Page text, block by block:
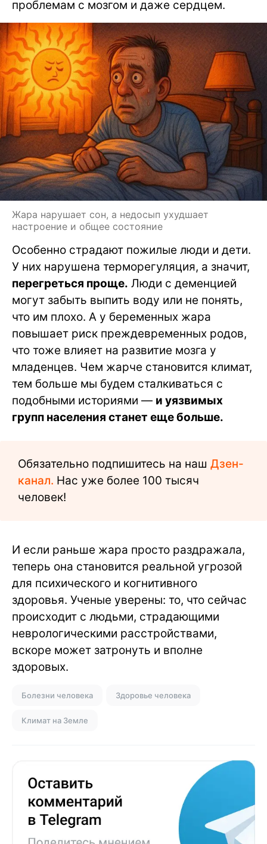
проблемам с мозгом и даже сердцем.
Жара нарушает сон, а недосып ухудшает
настроение и общее состояние
Особенно страдают пожилые люди и дети.
У них нарушена терморегуляция, а значит,
перегреться проще. Люди с деменцией
могут забыть выпить воду или не понять,
что им плохо. А у беременных жара
повышает риск преждевременных родов,
что тоже влияет на развитие мозга у
младенцев. Чем жарче становится климат,
тем больше мы будем сталкиваться с
подобными историями — и уязвимых
групп населения станет еще больше.
Обязательно подпишитесь на наш Дзен-
канал. Нас уже более 100 тысяч
человек!
И если раньше жара просто раздражала,
теперь она становится реальной угрозой
для психического и когнитивного
здоровья. Ученые уверены: то, что сейчас
происходит с людьми, страдающими
неврологическими расстройствами,
вскоре может затронуть и вполне
здоровых.
Болезни человека Здоровье человека
Климат на Земле